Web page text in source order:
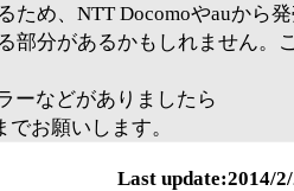
ため、NTT Docomoやauから
部分があるかもしれません。
ーなどがありましたら
でお願いします。
Last update:2014/